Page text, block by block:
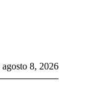
agosto 8, 2026